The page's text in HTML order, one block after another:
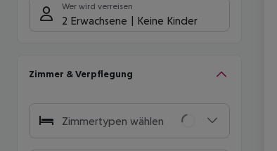
Wer wird verreisen
2 Erwachsene Keine Kinder
Zimmer & Verpflegung
Zimmertypen wählen